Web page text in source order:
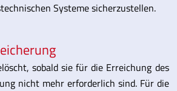
Systeme sicherzustellen.
sobald sie für die Erreichung des
nicht mehr erforderlich sind. Für die